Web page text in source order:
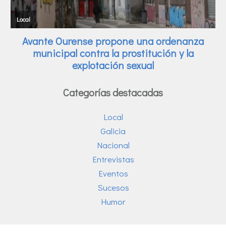
Categorías destacadas
Local
Galicia
Nacional
Entrevistas
Eventos
Sucesos
Humor